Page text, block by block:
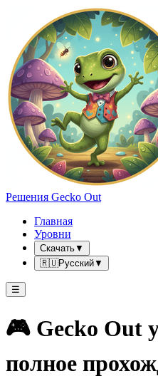
Решения Gecko Out
Главная
Уровни
Скачать▼
🇷🇺Русский▼
☰
🎮 Gecko Out
полное